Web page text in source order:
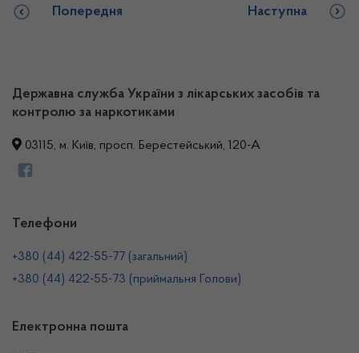
Попередня Наступна
Державна служба України з лікарських засобів та
контролю за наркотиками
03115, м. Київ, просп. Берестейський, 120-А
Телефони
+380 (44) 422-55-77 (загальний)
+380 (44) 422-55-73 (приймальня Голови)
Електронна пошта